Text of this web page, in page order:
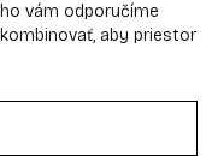
vám odporučíme
aby priestor